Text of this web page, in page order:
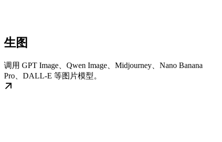
生图
调用 GPT Image、Qwen Image、Midjourney、Nano Banana
Pro、DALL-E 等图片模型。